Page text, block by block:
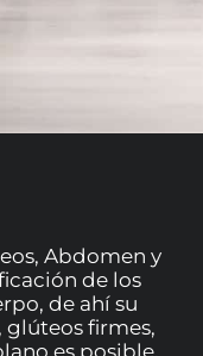
Abdomen y
de los
de ahí su
firmes,
es posible.